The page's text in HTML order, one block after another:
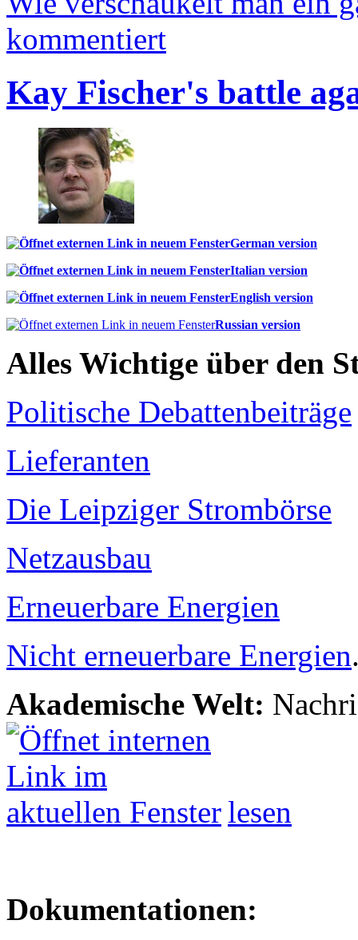
kommentiert
Kay Fischer's battle
German version
Italian version
English version
Russian version
Alles Wichtige über den
Politische Debattenbeiträge
Lieferanten
Die Leipziger Strombörse
Netzausbau
Erneuerbare Energien
Nicht erneuerbare Energien
Akademische Welt:
lesen
Dokumentationen: